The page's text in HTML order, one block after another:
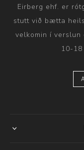
Eirberg ehf. er
stutt við bætta
velkomin í verslun
10-